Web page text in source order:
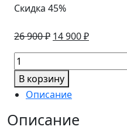
Скидка 45%
26 900₽ Первоначальная
цена
26
900 ₽.
14 900₽Текущая
цена:
Количество
товара
Мужской
костюм
«тройка»
В корзину
Описание
Описание